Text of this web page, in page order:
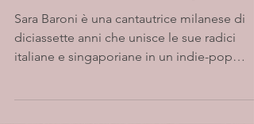
Sara Baroni è una cantautrice milanese di
diciassette anni che unisce le sue radici
italiane e singaporiane in un indie-pop